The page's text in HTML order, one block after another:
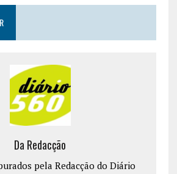
Da Redacção
pela Redacção do Diário